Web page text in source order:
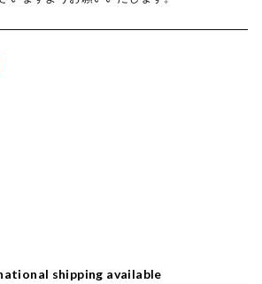
shipping available